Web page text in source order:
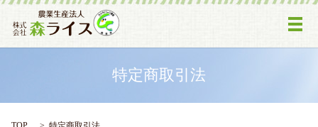
メ
特定商取引法